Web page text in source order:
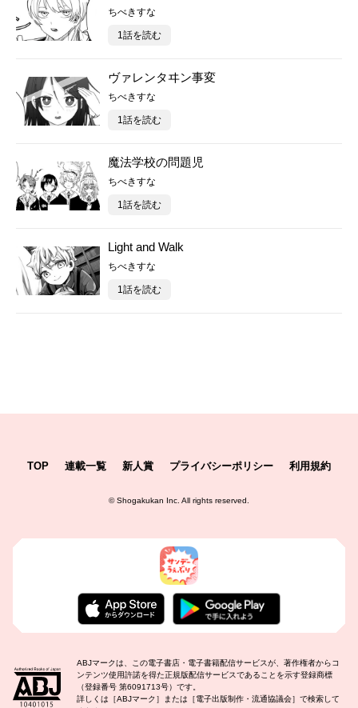
ちべきすな
1話を読む
ヴァレンタヰン事変
ちべきすな
1話を読む
魔法学校の問題児
ちべきすな
1話を読む
Light and Walk
ちべきすな
1話を読む
TOP 連載一覧 新人賞 プライバシーポリシー 利用規約
©Shogakukan Inc. All rights reserved.
ABJマークは、この電子書店・電子書籍配信サービスが、著作権者からコ
ンテンツ使用許諾を得た正規版配信サービスであることを示す登録商標
（登録番号 第6091713号）です。
詳しくは［ABJマーク］または［電子出版制作・流通協議会］で検索して